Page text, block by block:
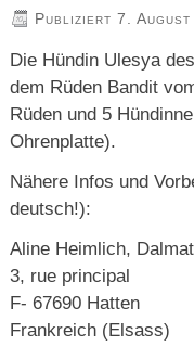
Publiziert 7. August
Die Hündin Ulesya
dem Rüden Bandit
Rüden und 5
Ohrenplatte).
Nähere Infos und
deutsch!):
Aline Heimlich,
3, rue principal
F- 67690 Hatten
Frankreich (Elsass)